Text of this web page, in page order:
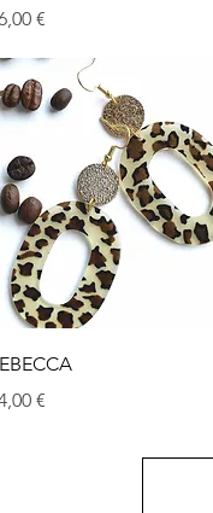
€
Aperçu rapide
€